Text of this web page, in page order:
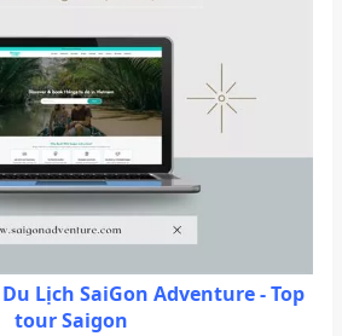
Lịch SaiGon Adventure - Top
tour Saigon